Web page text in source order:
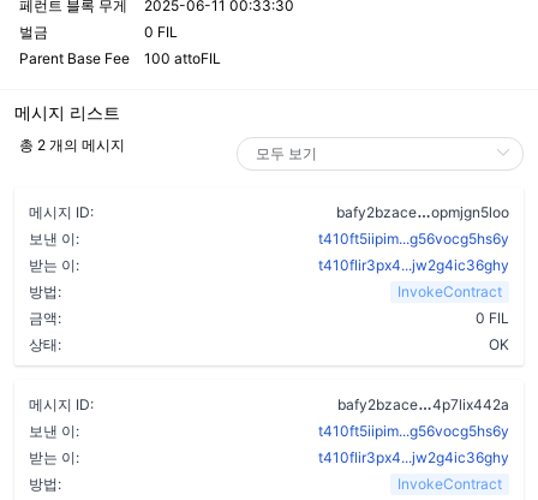
페런트 블록 무게
2025-06-11 00:33:30
벌금
0 FIL
Parent Base Fee
100 attoFIL
메시지 리스트
총 2 개의 메시지
메시지 ID: bafy2bzace
opmjgn5loo
보낸 이:
t410ft5iipim...g56vocg5hs6y
받는 이:
t410flir3px4...jw2g4ic36ghy
방법:
InvokeContract
금액:
0 FIL
상태:
OK
메시지 ID: bafy2bzace
4p7lix442a
보낸 이:
t410ft5iipim...g56vocg5hs6y
받는 이:
t410flir3px4...jw2g4ic36ghy
방법:
InvokeContract